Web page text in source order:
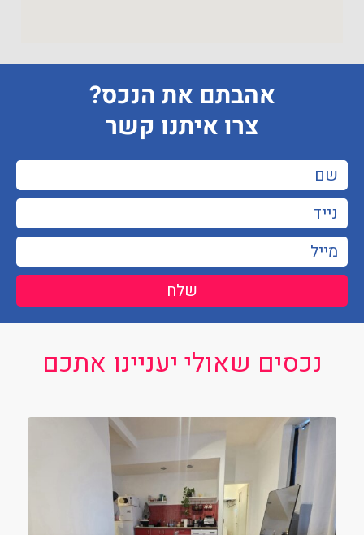
אהבתם את הנכס?
צרו איתנו קשר
שלח
נכסים שאולי יעניינו אתכם